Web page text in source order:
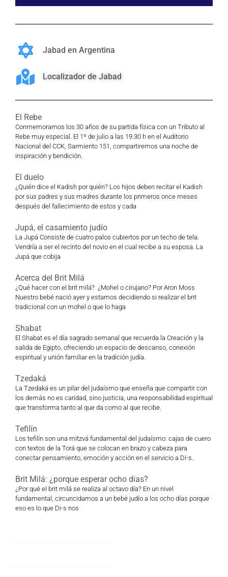
Jabad en Argentina
Localizador de Jabad
El Rebe
Conmemoramos los 30 años de su partida física con un Tributo al
Rebe muy especial. El 1º de julio a las 19.30 h en el Auditorio
Nacional del CCK, Sarmiento 151, compartiremos una noche de
inspiración y bendición.
El duelo
¿Quién dice el Kadish por quién? Los hijos deben recitar el Kadish
por sus padres y sus madres durante los primeros once meses
después del fallecimiento de estos y cada
Jupá, el casamiento judío
La Jupá Consiste de cuatro palos cubiertos por un techo de tela.
Vendría a ser el recinto del novio en el cual recibe a su esposa. La
Jupá que cobija
Acerca del Brit Milá
¿Qué hacer con el brit milá? ¿Mohel o cirujano? Por Aron Moss
Nuestro bebé nació ayer y estamos decidiendo si realizar el brit
tradicional con un mohel o que lo haga
Shabat
El Shabat es el día sagrado semanal que recuerda la Creación y la
salida de Egipto, ofreciendo un espacio de descanso, conexión
espiritual y unión familiar en la tradición judía.
Tzedaká
La Tzedaká es un pilar del judaísmo que enseña que compartir con
los demás no es caridad, sino justicia, una responsabilidad espiritual
que transforma tanto al que da como al que recibe.
Tefilín
Los tefilín son una mitzvá fundamental del judaísmo: cajas de cuero
con textos de la Torá que se colocan en brazo y cabeza para
conectar pensamiento, emoción y acción en el servicio a Di-s.
Brit Milá: ¿porque esperar ocho dias?
¿Por qué el brit milá se realiza al octavo día? En un nivel
fundamental, circuncidamos a un bebé judío a los ocho días porque
eso es lo que Di-s nos